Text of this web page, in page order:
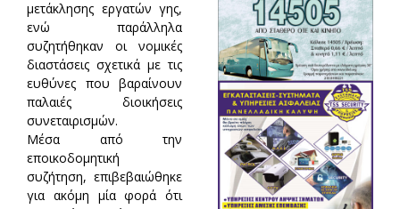
μετάκλησης εργατών γης,
ενώ παράλληλα
συζητήθηκαν οι νομικές
διαστάσεις σχετικά με τις
ευθύνες που βαραίνουν
παλαιές διοικήσεις
συνεταιρισμών.
Μέσα από την
εποικοδομητική
συζήτηση, επιβεβαιώθηκε
για ακόμη μία φορά ότι